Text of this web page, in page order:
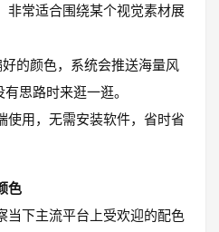
非常适合围绕某个视觉素材展
的颜色，系统会推送海量风
思路时来逛一逛。
使用，无需安装软件，省时省
色
当下主流平台上受欢迎的配色